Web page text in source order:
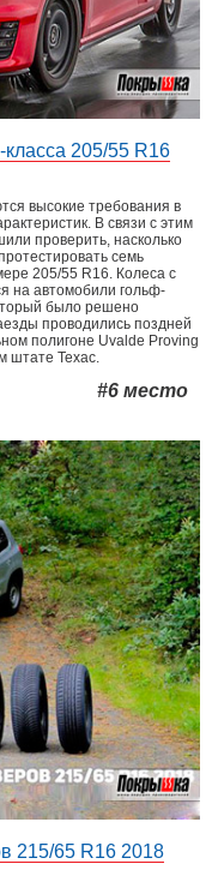
205/55 R16
высокие требования в
В связи с этим
проверить, насколько
семь
205/55 R16. Колеса с
на автомобили гольф-
было решено
проводились поздней
полигоне Uvalde Proving
штате Техас.
#6 место
215/65 R16 2018